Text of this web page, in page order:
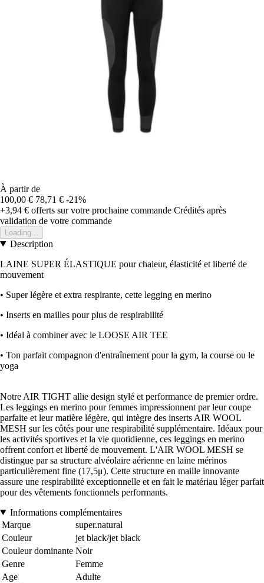
À partir de
100,00 € 78,71 € -21%
+3,94 € offerts sur votre prochaine commande Crédités après
validation de votre commande
Loading...
Description
LAINE SUPER ÉLASTIQUE pour chaleur, élasticité et liberté de
mouvement
• Super légère et extra respirante, cette legging en merino
• Inserts en mailles pour plus de respirabilité
• Idéal à combiner avec le LOOSE AIR TEE
• Ton parfait compagnon d'entraînement pour la gym, la course ou le
yoga
Notre AIR TIGHT allie design stylé et performance de premier ordre.
Les leggings en merino pour femmes impressionnent par leur coupe
parfaite et leur matière légère, qui intègre des inserts AIR WOOL
MESH sur les côtés pour une respirabilité supplémentaire. Idéaux pour
les activités sportives et la vie quotidienne, ces leggings en merino
offrent confort et liberté de mouvement. L'AIR WOOL MESH se
distingue par sa structure alvéolaire aérienne en laine mérinos
particulièrement fine (17,5μ). Cette structure en maille innovante
assure une respirabilité exceptionnelle et en fait le matériau léger parfait
pour des vêtements fonctionnels performants.
Informations complémentaires
Marque
super.natural
Couleur
jet black/jet black
Couleur dominante Noir
Genre
Femme
Age
Adulte